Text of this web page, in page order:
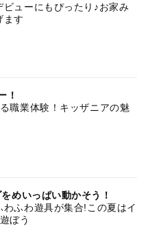
ビューにもぴったり♪お家み
ます
！
職業体験！キッザニアの魅
めいっぱい動かそう！
わふわ遊具が集合!この夏はイ
ぼう